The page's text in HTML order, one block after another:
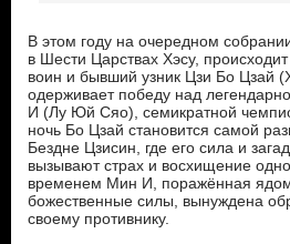
В этом году на очередном
в Шести Царствах Хэсу,
воин и бывший узник Цзи Бо Цзай
одерживает победу над
И (Лу Юй Сяо), семикратной
ночь Бо Цзай становится самой
Бездне Цзисин, где его сила и
вызывают страх и восхищение
временем Мин И, поражённая
божественные силы, вынуждена
своему противнику.